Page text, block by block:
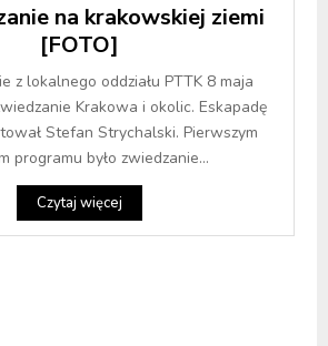
na krakowskiej ziemi
[FOTO]
z lokalnego oddziału PTTK 8 maja
Krakowa i okolic. Eskapadę
Stefan Strychalski. Pierwszym
programu było zwiedzanie...
Czytaj więcej